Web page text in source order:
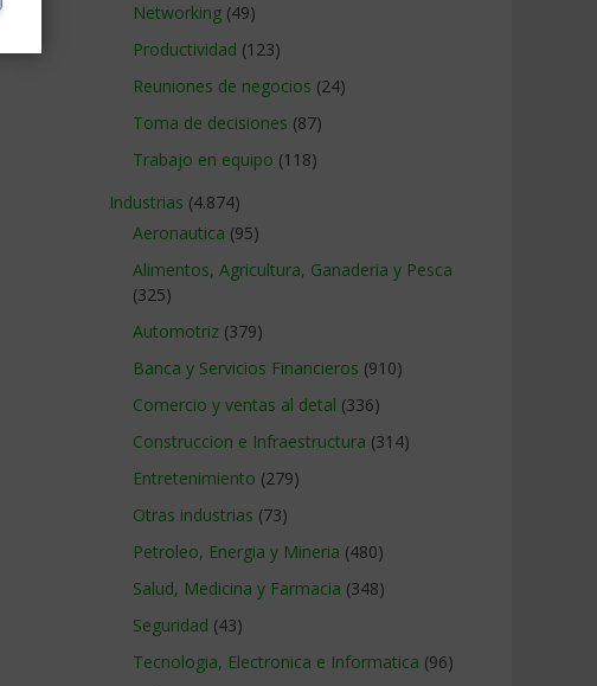
Networking (49)
Productividad (123)
Reuniones de negocios (24)
Toma de decisiones (87)
Trabajo en equipo (118)
Industrias (4.874)
Aeronautica (95)
Alimentos, Agricultura, Ganaderia y Pesca
(325)
Automotriz (379)
Banca y Servicios Financieros (910)
Comercio y ventas al detal (336)
Construccion e Infraestructura (314)
Entretenimiento (279)
Otras industrias (73)
Petroleo, Energia y Mineria (480)
Salud, Medicina y Farmacia (348)
Seguridad (43)
Tecnologia, Electronica e Informatica (96)